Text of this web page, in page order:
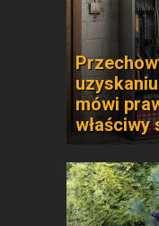
mówi
właściwy